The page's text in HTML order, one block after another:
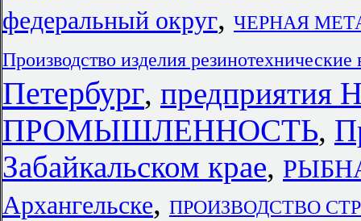
федеральный округ, ЧЕРНАЯ
Производство изделия резинотехнические
Петербург,
ПРОМЫШЛЕННОСТЬ,
Забайкальском крае,
Архангельске, ПРОИЗВОДСТВО